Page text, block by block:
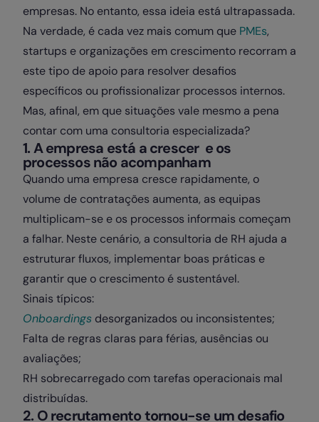
empresas. No entanto, essa ideia está ultrapassada.
Na verdade, é cada vez mais comum que PMEs,
startups e organizações em crescimento recorram a
este tipo de apoio para resolver desafios
específicos ou profissionalizar processos internos.
Mas, afinal, em que situações vale mesmo a pena
contar com uma consultoria especializada?
1. A empresa está a crescer e os
processos não acompanham
Quando uma empresa cresce rapidamente, o
volume de contratações aumenta, as equipas
multiplicam-se e os processos informais começam
a falhar. Neste cenário, a consultoria de RH ajuda a
estruturar fluxos, implementar boas práticas e
garantir que o crescimento é sustentável.
Sinais típicos:
Onboardings desorganizados ou inconsistentes;
Falta de regras claras para férias, ausências ou
avaliações;
RH sobrecarregado com tarefas operacionais mal
distribuídas.
2. O recrutamento tornou-se um desafio